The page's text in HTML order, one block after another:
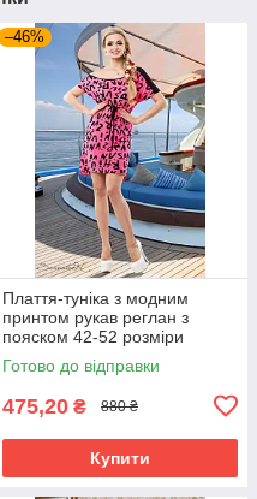
–46%
Плаття-туніка з модним
принтом рукав реглан з
пояском 42-52 розміри
Готово до відправки
475,20 ₴ 880 ₴
Купити